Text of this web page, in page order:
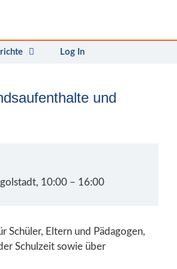
Log In
und
10:00 – 16:00
Schüler, Eltern und Pädagogen,
Schulzeit sowie über